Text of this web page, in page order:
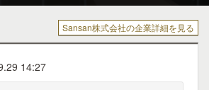
Sansan株式会社の企業詳細を見る
14:27